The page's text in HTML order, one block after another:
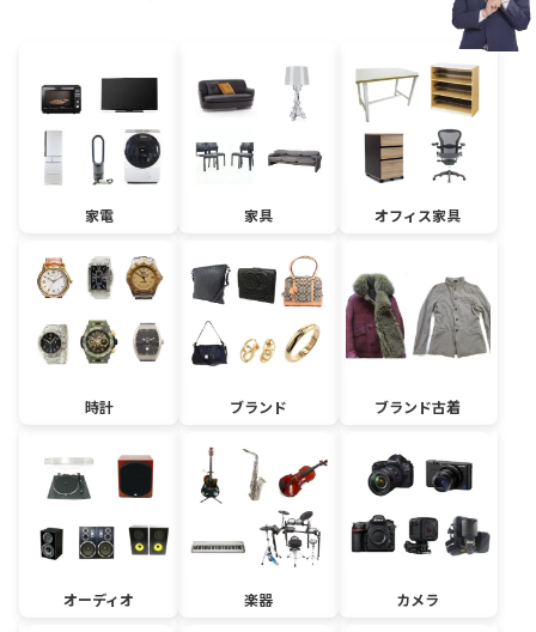
家電 家具 オフィス家具
時計 ブランド ブランド古着
オーディオ 楽器 カメラ